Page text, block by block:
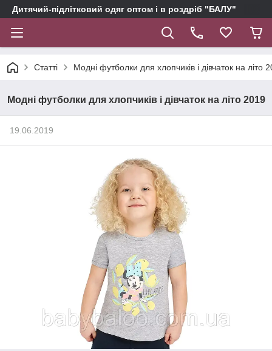
Дитячий-підлітковий одяг оптом і в роздріб "БАЛУ"
Статті Модні футболки для хлопчиків і дівчаток на літо
Модні футболки для хлопчиків і дівчаток на літо 2019
19.06.2019